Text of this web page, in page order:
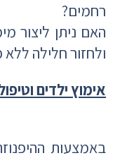
רחמים?
האם ניתן ליצור
ולחזור חלילה ללא
אימוץ ילדים
באמצעות